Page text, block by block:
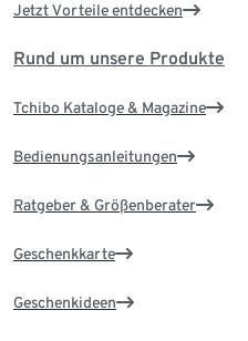
Jetzt Vorteile entdecken
Rund um unsere Produkte
Tchibo Kataloge & Magazine
Bedienungsanleitungen
Ratgeber & Größenberater
Geschenkkarte
Geschenkideen